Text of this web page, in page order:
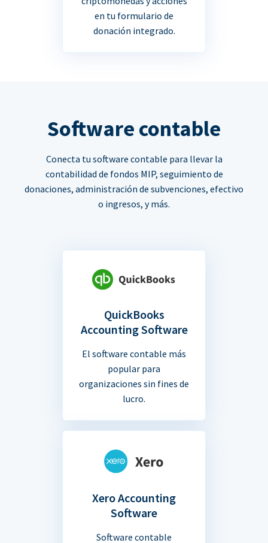
en tu formulario de
donación integrado.
Software contable
Conecta tu software contable para llevar la
contabilidad de fondos MIP, seguimiento de
donaciones, administración de subvenciones, efectivo
o ingresos, y más.
QuickBooks
Accounting Software
El software contable más
popular para
organizaciones sin fines de
lucro.
Xero Accounting
Software
Software contable